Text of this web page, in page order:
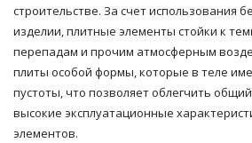
строительстве. За счет использования
изделии, плитные элементы стойки к
перепадам и прочим атмосферным
плиты особой формы, которые в теле
пустоты, что позволяет облегчить
высокие эксплуатационные
элементов.